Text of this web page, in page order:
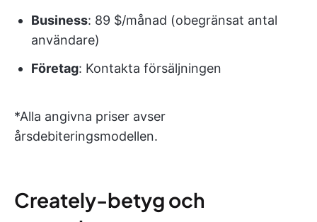
Business: 89 $/månad (obegränsat antal
användare)
Företag: Kontakta försäljningen
*Alla angivna priser avser
årsdebiteringsmodellen.
Creately-betyg och